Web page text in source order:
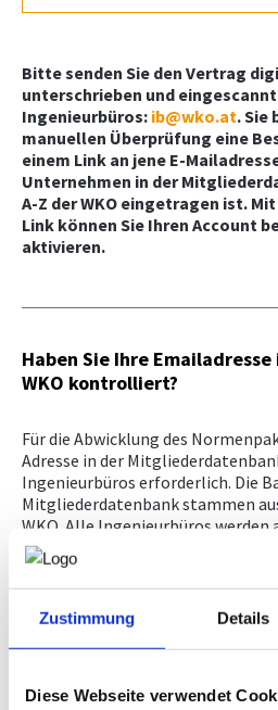
Zustimmung Details
Diese Webseite verwendet
Bitte senden Sie den Vertrag
unterschrieben und
Ingenieurbüros: ib@wko.at. Sie
manuellen Überprüfung eine
einem Link an jene E-
Unternehmen in der
A-Z der WKO eingetragen ist.
Link können Sie Ihren Account
aktivieren.
Haben Sie Ihre
WKO kontrolliert?
Für die Abwicklung des
Adresse in der
Ingenieurbüros erforderlich. Die
Mitgliederdatenbank stammen
WKO. Alle Ingenieurbüros werden
Gewerbeberechtigung über das
Gewerberegister automatisch
(Firmenname und -anschrift) im
Zusätzliche Daten wie zB
Adresse können nur Sie selbst,
Bitte ergänzen Sie daher Ihre